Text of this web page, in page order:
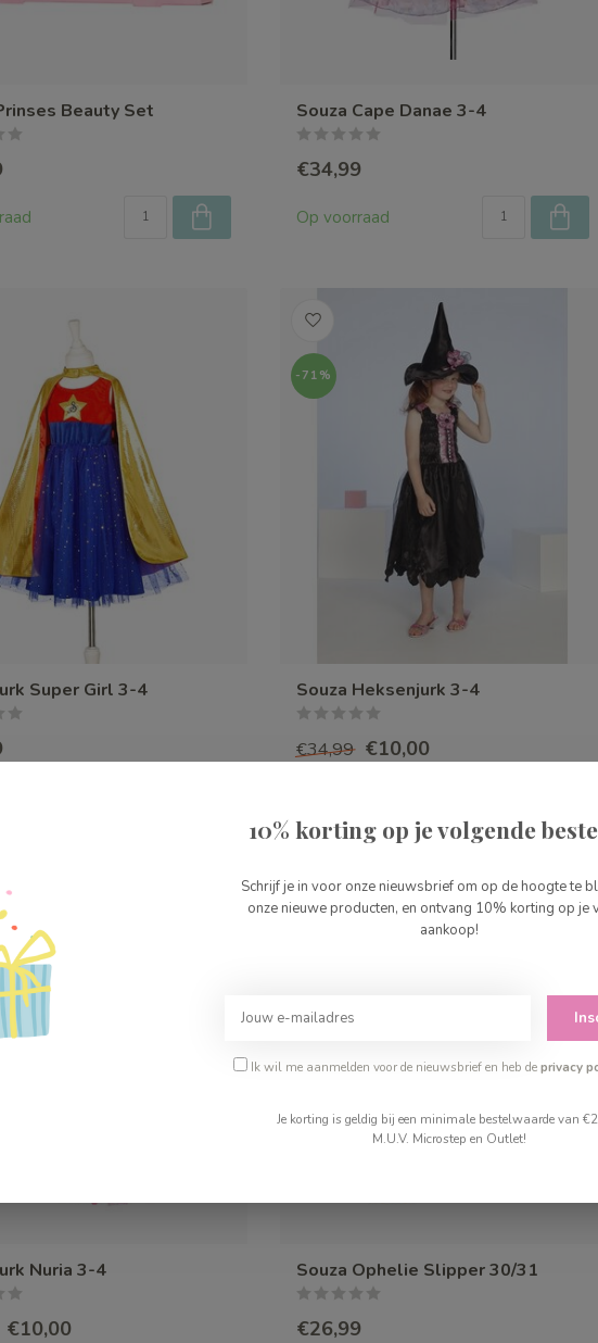
Beauty Set Souza Cape Danae 3-4
€34,99
Op voorraad
Super Girl 3-4
-71%
Souza Heksenjurk 3-4
€34,99 €10,00
Nuria 3-4
€10,00
Souza Ophelie Slipper 30/31
€26,99
10% korting op je volgende
Schrijf je in voor onze nieuwsbrief om op de hoogte te
onze nieuwe producten, en ontvang 10% korting op je
aankoop!
Ik wil me aanmelden voor de nieuwsbrief en heb deprivacy
Je korting is geldig bij een minimale bestelwaarde van
M.U.V. Microstep en Outlet!